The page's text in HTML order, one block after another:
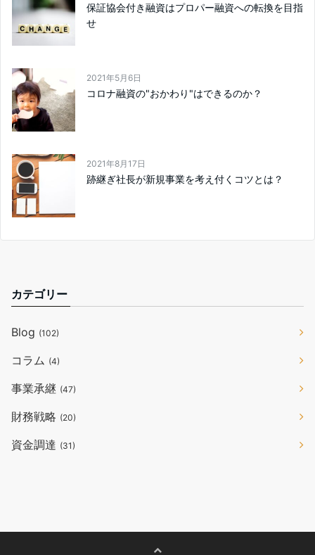
保証協会付き融資はプロパー融資への転換を目指
せ
2021年5月6日
コロナ融資の"おかわり"はできるのか？
2021年8月17日
跡継ぎ社長が新規事業を考え付くコツとは？
カテゴリー
Blog (102)
コラム (4)
事業承継 (47)
財務戦略 (20)
資金調達 (31)